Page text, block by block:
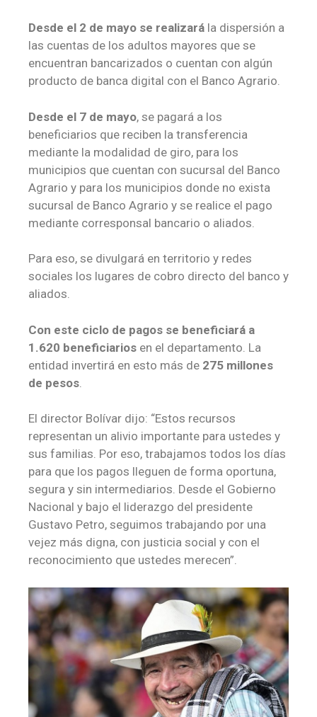
Desde el 2 de mayo se realizará la dispersión a
las cuentas de los adultos mayores que se
encuentran bancarizados o cuentan con algún
producto de banca digital con el Banco Agrario.
Desde el 7 de mayo, se pagará a los
beneficiarios que reciben la transferencia
mediante la modalidad de giro, para los
municipios que cuentan con sucursal del Banco
Agrario y para los municipios donde no exista
sucursal de Banco Agrario y se realice el pago
mediante corresponsal bancario o aliados.
Para eso, se divulgará en territorio y redes
sociales los lugares de cobro directo del banco y
aliados.
Con este ciclo de pagos se beneficiará a
1.620 beneficiarios en el departamento. La
entidad invertirá en esto más de 275 millones
de pesos
El director Bolívar dijo: “Estos recursos
representan un alivio importante para ustedes y
sus familias. Por eso, trabajamos todos los días
para que los pagos lleguen de forma oportuna,
segura y sin intermediarios. Desde el Gobierno
Nacional y bajo el liderazgo del presidente
Gustavo Petro, seguimos trabajando por una
vejez más digna, con justicia social y con el
reconocimiento que ustedes merecen”.